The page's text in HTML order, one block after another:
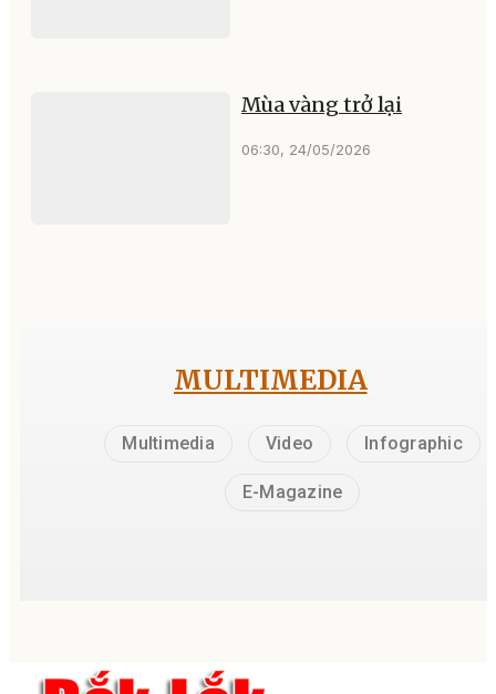
Mùa vàng trở lại
06:30, 24/05/2026
MULTIMEDIA
Multimedia Video Infographic
E-Magazine